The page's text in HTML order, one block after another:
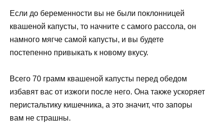
Если до беременности вы не были поклонницей
квашеной капусты, то начните с самого рассола, он
намного мягче самой капусты, и вы будете
постепенно привыкать к новому вкусу.
Всего 70 грамм квашеной капусты перед обедом
избавят вас от изжоги после него. Она также ускоряет
перистальтику кишечника, а это значит, что запоры
вам не страшны.